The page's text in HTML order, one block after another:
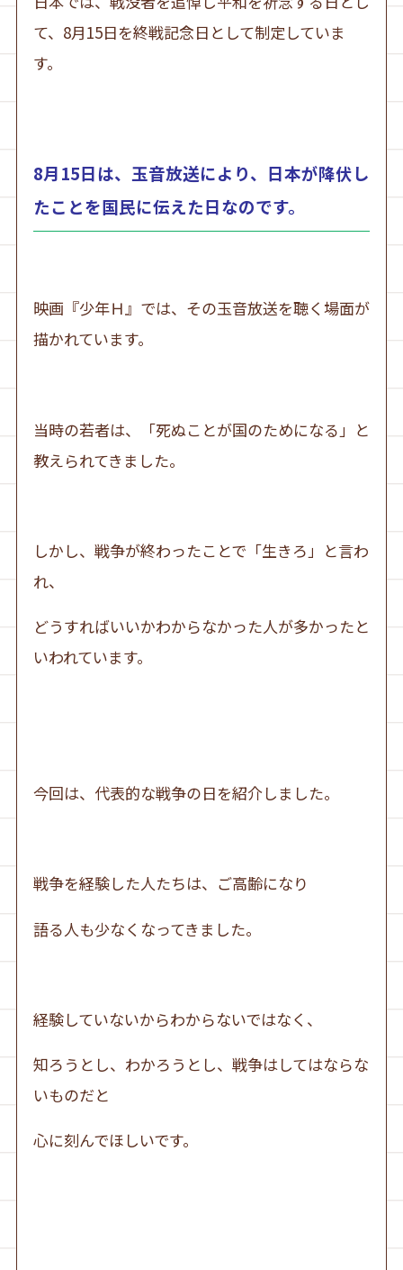
て、8月15日を終戦記念日として制定していま
す。
8月15日は、玉音放送により、日本が降伏し
たことを国民に伝えた日なのです。
映画『少年Ｈ』では、その玉音放送を聴く場面が
描かれています。
当時の若者は、「死ぬことが国のためになる」と
教えられてきました。
しかし、戦争が終わったことで「生きろ」と言わ
れ、
どうすればいいかわからなかった人が多かったと
いわれています。
今回は、代表的な戦争の日を紹介しました。
戦争を経験した人たちは、ご高齢になり
語る人も少なくなってきました。
経験していないからわからないではなく、
知ろうとし、わかろうとし、戦争はしてはならな
いものだと
心に刻んでほしいです。